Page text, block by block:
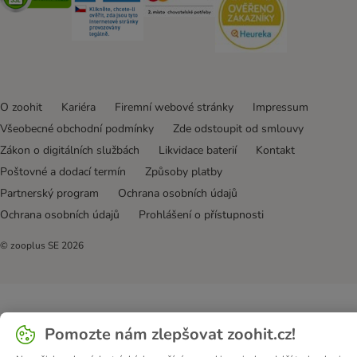
O zoohit Kariéra Firemní webové stránky
Impressum
Všeobecné obchodní podmínky
Zde odstoupit od smlouvy
Zákon o digitálních službách
Likvidace baterií
Kontakt
Poštovné a dodací termín
Způsoby platby
Partnerský program
Ochrana osobních údajů
Ochrana osobních údajů
Prohlášení o přístupnosti
© zooplus SE 2026
Pomozte nám zlepšovat zoohit.cz!